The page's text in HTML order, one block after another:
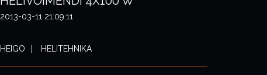
2013-03-11 21:09:11
HEIGO HELITEHNIKA